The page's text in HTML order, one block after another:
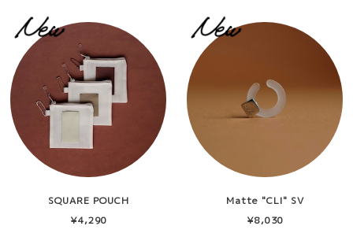
SQUARE POUCH
¥4,290
Matte "CLl" SV
¥8,030